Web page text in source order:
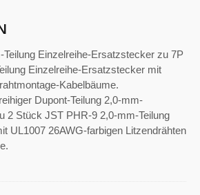
Einzelreihe-Ersatzstecker zu 7P
Einzelreihe-Ersatzstecker mit
Kabelbäume.
Dupont-Teilung 2,0-mm-
2 Stück JST PHR-9 2,0-mm-Teilung
UL1007 26AWG-farbigen Litzendrähten